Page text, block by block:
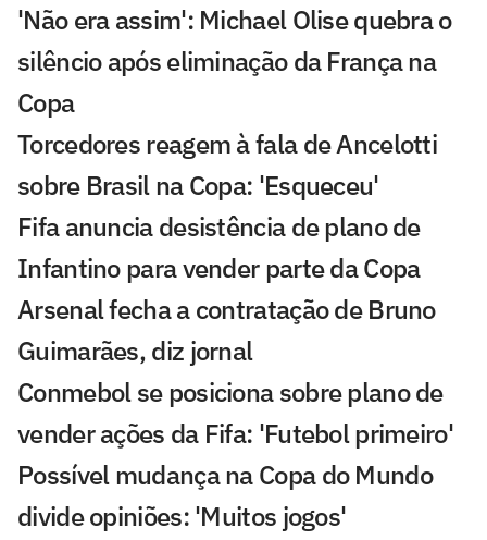
'Não era assim': Michael Olise quebra o
silêncio após eliminação da França na
Copa
Torcedores reagem à fala de Ancelotti
sobre Brasil na Copa: 'Esqueceu'
Fifa anuncia desistência de plano de
Infantino para vender parte da Copa
Arsenal fecha a contratação de Bruno
Guimarães, diz jornal
Conmebol se posiciona sobre plano de
vender ações da Fifa: 'Futebol primeiro'
Possível mudança na Copa do Mundo
divide opiniões: 'Muitos jogos'